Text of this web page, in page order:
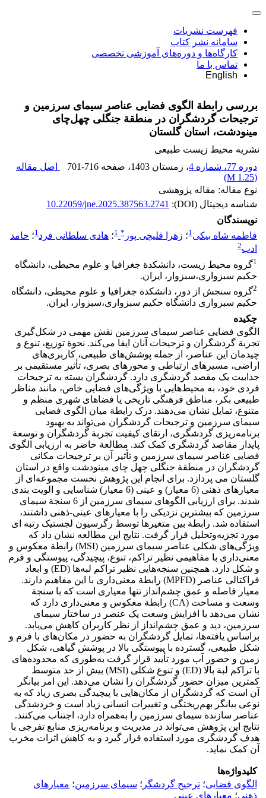
فهرست نشریات
سامانه نشر کتاب
کارگاه‌ها و دوره‌های آموزشی تخصصی
تماس با ما
English
بررسی رابطة الگوی فضایی عناصر سیمای سرزمین و
ترجیحات گردشگران در منطقة‌ جنگلی چهل‌چای
مینودشت، استان گلستان
نشریه محیط زیست طبیعی
دوره 77، شماره 4
، زمستان 1403 ، صفحه 701-716
اصل مقاله
(
1.25 M
)
نوع مقاله: مقاله پژوهشی
شناسه دیجیتال (DOI):
10.22059/jne.2025.387563.2741
نویسندگان
فاطمه شاه بیکی1؛ زهرا قلیچی پور *
1؛ هادی سلطانی فرد1؛ حامد
ادب2
1گروه محیط‌ زیست، دانشکدة جغرافیا و علوم محیطی، دانشگاه
حکیم سبزواری،‌سبزوار، ایران.
2گروه سنجش از دور، دانشکدة جغرافیا و علوم محیطی، دانشگاه
حکیم سبزواری دانشگاه حکیم سبزواری،‌سبزوار، ایران.
چکیده
الگوی فضایی عناصر سیمای سرزمین نقش مهمی در شکل‌گیری
تجربة گردشگران و ترجیحات آنان ایفا می‌کند. نحوة توزیع، تنوع و
چیدمان این عناصر، از جمله پوشش‌های طبیعی، کاربری‌های
اراضی، مسیرهای ارتباطی و محورهای بصری، تأثیر مستقیمی بر
جذابیت یک مقصد گردشگری دارد. گردشگران بسته به ترجیحات
فردی خود، به محیط‌هایی با ویژگی‌های فضایی خاص، مانند مناظر
طبیعی بکر، مناطق فرهنگی تاریخی یا فضاهای شهری منظم و
متنوع، تمایل نشان می‌دهند. درک رابطة میان الگوی فضایی
سیمای سرزمین و ترجیحات گردشگران می‌تواند به بهبود
برنامه‌ریزی گردشگری، ارتقای کیفیت تجربة گردشگران و توسعة
پایدار مقاصد گردشگری کمک کند. مطالعة حاضر به ارزیابی الگوی
فضایی عناصر سیمای سرزمین و تأثیر آن بر ترجیحات مکانی
گردشگران در منطقة جنگلی چهل ­چای مینودشت واقع در استان
گلستان می­ پردازد. برای انجام این پژوهش نخست مجموعه‌ای از
معیار­های ذهنی (6 معیار) و عینی (6 معیار) شناسایی و الویت­ بندی
شدند. برای ارزیابی الگوهای سیمای سرزمین از 6 سنجة سیمای
سرزمین که بیشترین نزدیکی را با معیارهای عینی-ذهنی داشتند،
استفاده شد. رابطة بین متغیرها توسط رگرسیون لجستیک رتبه ­ای
مورد تجزیه‌و‌تحلیل قرار گرفت. نتایج این مطالعه نشان داد که
ویژگی‌های شکلی عناصر سیمای سرزمین (MSI) رابطة معکوس و
معنی‌داری با مفاهیمی نظیر تراکم، تنوع، پیچیدگی، پیوستگی و فرم
و شکل دارد. همچنین سنجه‌هایی نظیر تراکم لبه‌ها (ED) و ابعاد
فراکتالی عناصر (MPFD) رابطة معنی‌داری با این مفاهیم دارند.
معیار فاصله و عمق چشم‌انداز تنها معیاری است که با سنجة
وسعت و مساحت (CA) رابطة معکوس و معنی‌داری دارد که
نشان می‌دهد با افزایش وسعت یک عنصر در ساختار سیمای
سرزمین، دید و عمق چشم‌انداز از نظر کاربران کاهش می‌یابد.
براساس یافته‌ها، تمایل گردشگران به حضور در مکان‌های با فرم و
شکل طبیعی، گسترده با پیوستگی بالا در پوشش گیاهی، شکل
زمین و حضور آب مورد تأیید قرار گرفت به‌طوری که محدوده‌های
با تراکم لبة بالا (ED) و تنوع شکلی (MSI) بیش از حد متوسط
کمترین میزان حضور گردشگران را نشان می‌دهد. این امر بیانگر
آن است که گردشگران از مکان‌هایی با پیچیدگی بصری زیاد که به
نوعی بیانگر بهم‌ریختگی و تغییرات انسانی زیاد است و خردشدگی
عناصر سازندة سیمای سرزمین را به‌همراه دارد، اجتناب می‌کنند.
نتایج این پژوهش می‌تواند در مدیریت و برنامه‌ریزی منابع تفرجی با
هدف گردشگری مورد استفاده قرار گیرد و به کاهش اثرات مخرب
آن کمک نماید.
کلیدواژه‌ها
الگوی فضایی؛ ترجیح گردشگر ؛ سیمای سرزمین؛ معیارهای
ذهنی؛ معیارهای عینی